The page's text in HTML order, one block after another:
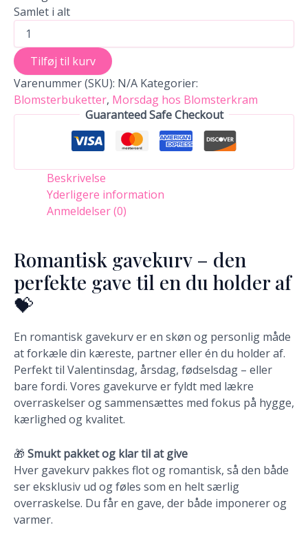
Samlet i alt
Tilføj til kurv
Varenummer (SKU): N/A Kategorier:
Blomsterbuketter, Morsdag hos Blomsterkram
Guaranteed Safe Checkout
Beskrivelse
Yderligere information
Anmeldelser (0)
Romantisk gavekurv – den
perfekte gave til en du holder af
💝
En romantisk gavekurv er en skøn og personlig måde
at forkæle din kæreste, partner eller én du holder af.
Perfekt til Valentinsdag, årsdag, fødselsdag – eller
bare fordi. Vores gavekurve er fyldt med lækre
overraskelser og sammensættes med fokus på hygge,
kærlighed og kvalitet.
🎁 Smukt pakket og klar til at give
Hver gavekurv pakkes flot og romantisk, så den både
ser eksklusiv ud og føles som en helt særlig
overraskelse. Du får en gave, der både imponerer og
varmer.